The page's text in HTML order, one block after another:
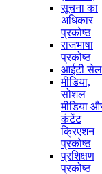
सूचना का
अधिकार
प्रकोष्ठ
राजभाषा
प्रकोष्ठ
आईटी सेल
मीडिया,
सोशल
मीडिया
कंटेंट
क्रिएशन
प्रकोष्ठ
प्रशिक्षण
प्रकोष्ठ